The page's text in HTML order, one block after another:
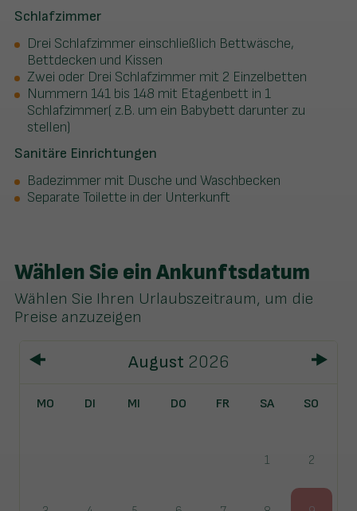
Schlafzimmer
Drei Schlafzimmer einschließlich Bettwäsche,
Bettdecken und Kissen
Zwei oder Drei Schlafzimmer mit 2 Einzelbetten
Nummern 141 bis 148 mit Etagenbett in 1
Schlafzimmer( z.B. um ein Babybett darunter zu
stellen)
Sanitäre Einrichtungen
Badezimmer mit Dusche und Waschbecken
Separate Toilette in der Unterkunft
Wählen Sie ein Ankunftsdatum
Wählen Sie Ihren Urlaubszeitraum, um die
Preise anzuzeigen
August 2026
MO DI MI DO FR SA SO
1 2